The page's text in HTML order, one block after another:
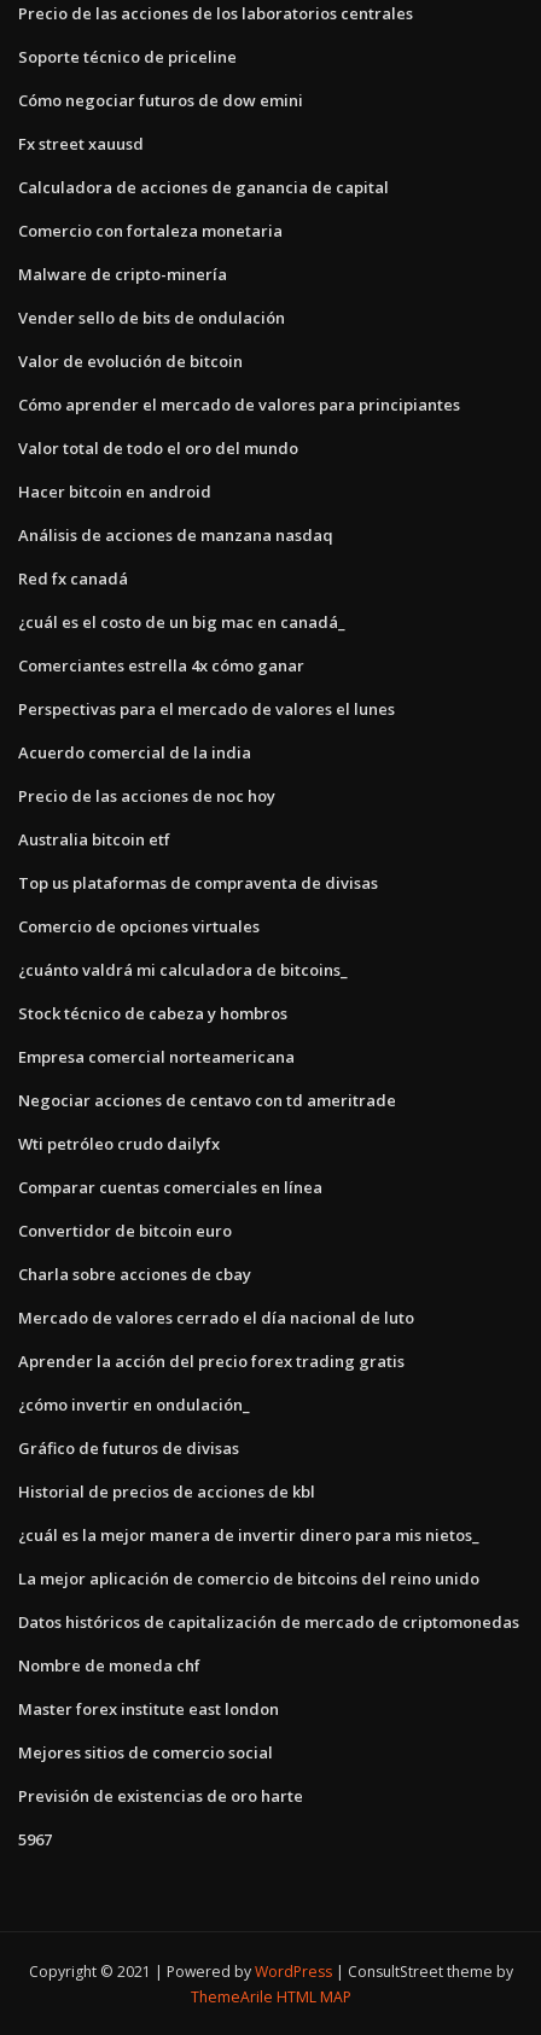
Precio de las acciones de los laboratorios centrales
Soporte técnico de priceline
Cómo negociar futuros de dow emini
Fx street xauusd
Calculadora de acciones de ganancia de capital
Comercio con fortaleza monetaria
Malware de cripto-minería
Vender sello de bits de ondulación
Valor de evolución de bitcoin
Cómo aprender el mercado de valores para principiantes
Valor total de todo el oro del mundo
Hacer bitcoin en android
Análisis de acciones de manzana nasdaq
Red fx canadá
¿cuál es el costo de un big mac en canadá_
Comerciantes estrella 4x cómo ganar
Perspectivas para el mercado de valores el lunes
Acuerdo comercial de la india
Precio de las acciones de noc hoy
Australia bitcoin etf
Top us plataformas de compraventa de divisas
Comercio de opciones virtuales
¿cuánto valdrá mi calculadora de bitcoins_
Stock técnico de cabeza y hombros
Empresa comercial norteamericana
Negociar acciones de centavo con td ameritrade
Wti petróleo crudo dailyfx
Comparar cuentas comerciales en línea
Convertidor de bitcoin euro
Charla sobre acciones de cbay
Mercado de valores cerrado el día nacional de luto
Aprender la acción del precio forex trading gratis
¿cómo invertir en ondulación_
Gráfico de futuros de divisas
Historial de precios de acciones de kbl
¿cuál es la mejor manera de invertir dinero para mis nietos_
La mejor aplicación de comercio de bitcoins del reino unido
Datos históricos de capitalización de mercado de criptomonedas
Nombre de moneda chf
Master forex institute east london
Mejores sitios de comercio social
Previsión de existencias de oro harte
5967
Copyright © 2021 | Powered byWordPress
ConsultStreet theme by
ThemeArile HTML MAP